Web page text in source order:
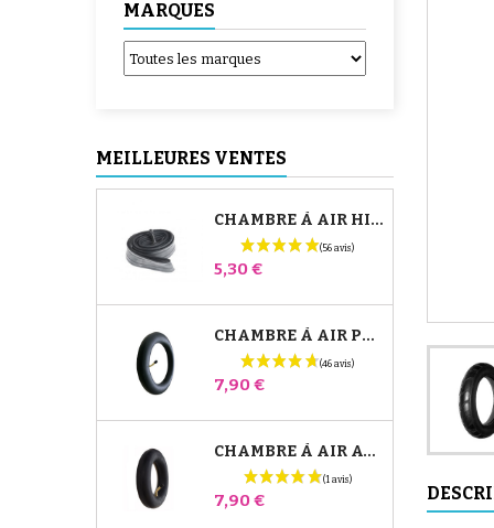
MARQUES
MEILLEURES VENTES
CHAMBRE À AIR HIGH TREK BÉBÉ CONFORT
Prix
5,30 €
CHAMBRE À AIR POUSSETTE JANÉ SLALOM PRO ET POWERTWIN
Prix
7,90 €
CHAMBRE À AIR AVANT POUSSETTE BUGABOO DONKEY
Prix
7,90 €